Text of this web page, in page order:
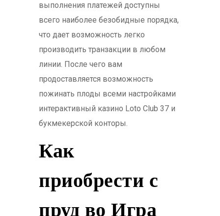
выполнения платежей доступны
всего наиболее безобидные порядка,
что дает возможность легко
производить транзакции в любом
линии. После чего вам
продоставляется возможность
пожинать плоды всеми настройками
интерактивный казино Loto Club 37 и
букмекерской конторы.
Как
приобрести с
пруд во Игра